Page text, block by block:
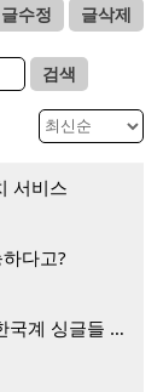
글수정 글삭제
검색
서비스
다고?
Couple.net 1:1 50만쌍 글로벌 매칭 - 미주 한국계 싱글들 모이세요